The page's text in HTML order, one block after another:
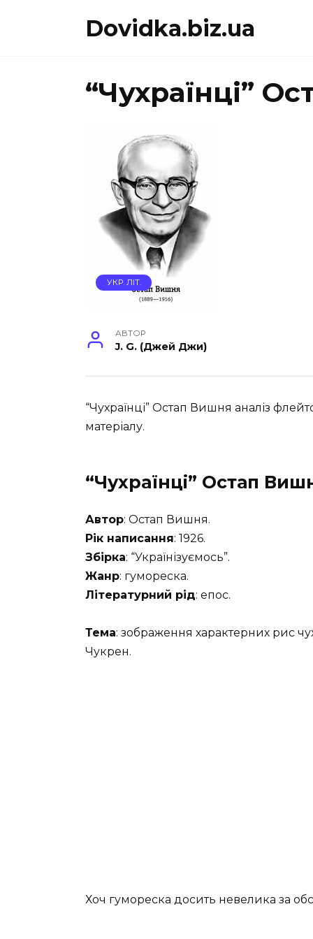
Dovidka.biz.ua
“Чухраїнці”
УКР. ЛІТ.
АВТОР
J. G. (Джей Джи)
“Чухраїнці” Остап Вишня аналіз
матеріалу.
“Чухраїнці” Остап
Автор: Остап Вишня.
Рік написання: 1926.
Збірка: “Українізуємось”.
Жанр: гумореска.
Літературний рід: епос.
Тема: зображення характерних рис
Чукрен.
Хоч гумореска досить невелика за